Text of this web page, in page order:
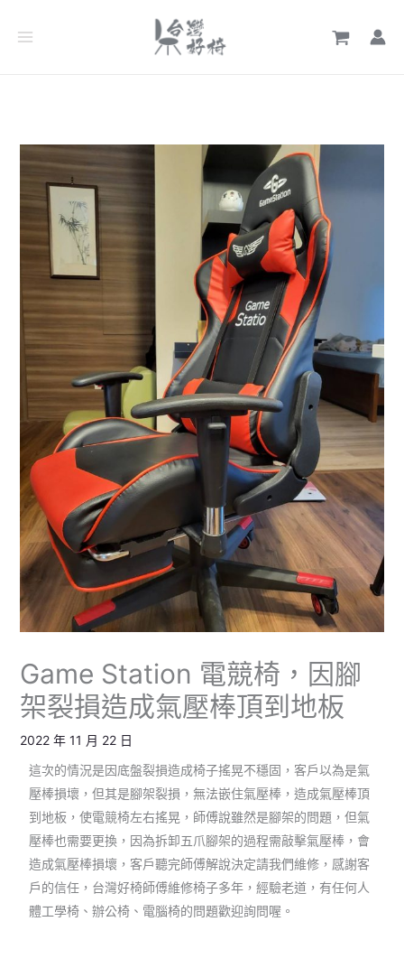
Game Station 電競椅，因腳
架裂損造成氣壓棒頂到地板
2022 年 11 月 22 日
這次的情況是因底盤裂損造成椅子搖晃不穩固，客戶以為是氣
壓棒損壞，但其是腳架裂損，無法嵌住氣壓棒，造成氣壓棒頂
到地板，使電競椅左右搖晃，師傅說雖然是腳架的問題，但氣
壓棒也需要更換，因為拆卸五爪腳架的過程需敲擊氣壓棒，會
造成氣壓棒損壞，客戶聽完師傅解說決定請我們維修，感謝客
戶的信任，台灣好椅師傅維修椅子多年，經驗老道，有任何人
體工學椅、辦公椅、電腦椅的問題歡迎詢問喔。
章